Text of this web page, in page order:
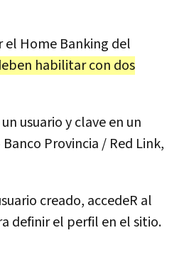
el Home Banking del
habilitar con dos
usuario y clave en un
Provincia / Red Link,
creado, accedeR al
definir el perfil en el sitio.